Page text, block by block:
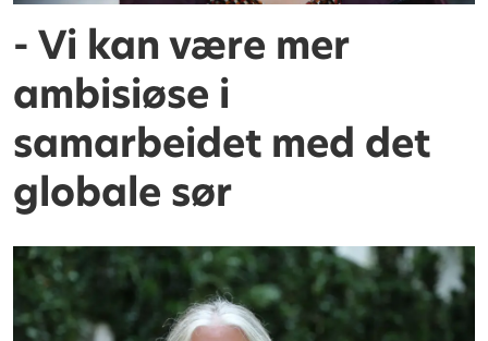
- Vi kan være mer
ambisiøse i
samarbeidet med det
globale sør